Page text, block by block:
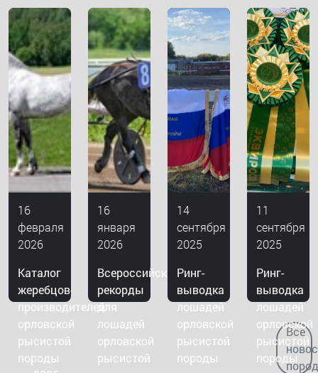
16
февраля
2026
Каталог
жеребцов-
производителей
орловской
рысистой
породы
16
января
2026
Всероссийские
рекорды
для
лошадей
орловской
рысистой
14
сентября
2025
Ринг-
выводка
лошадей
орловской
рысистой
породы
11
сентября
2025
Ринг-
выводка
лошадей
орловской
рысистой
породы
Все